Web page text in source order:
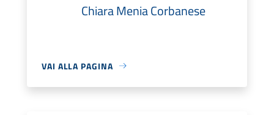
Chiara Menia Corbanese
VAI ALLA PAGINA